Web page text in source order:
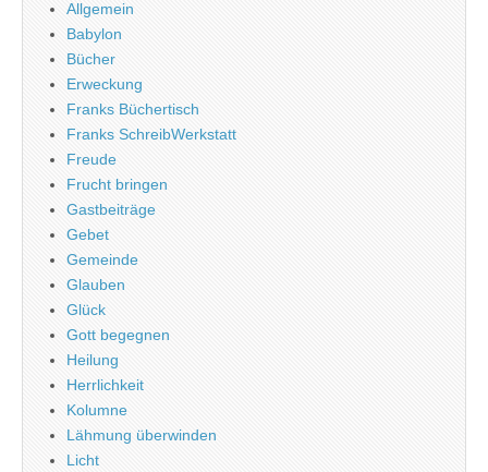
Allgemein
Babylon
Bücher
Erweckung
Franks Büchertisch
Franks SchreibWerkstatt
Freude
Frucht bringen
Gastbeiträge
Gebet
Gemeinde
Glauben
Glück
Gott begegnen
Heilung
Herrlichkeit
Kolumne
Lähmung überwinden
Licht